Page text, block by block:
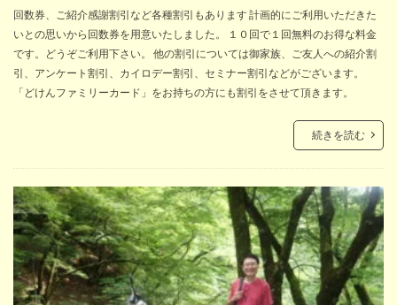
回数券、ご紹介感謝割引など各種割引もあります 計画的にご利用いただきた
いとの思いから回数券を用意いたしました。 １０回で１回無料のお得な料金
です。どうぞご利用下さい。 他の割引については御家族、ご友人への紹介割
引、アンケート割引、カイロデー割引、セミナー割引などがございます。
「どけんファミリーカード」をお持ちの方にも割引をさせて頂きます。
続きを読む